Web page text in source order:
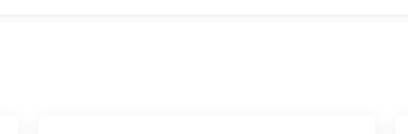
کنید. کویل‌های کندانسور را در پایین یخچال خود خواهید دید. شرایط